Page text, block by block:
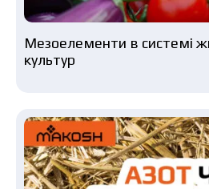
Мезоелементи в системі
культур